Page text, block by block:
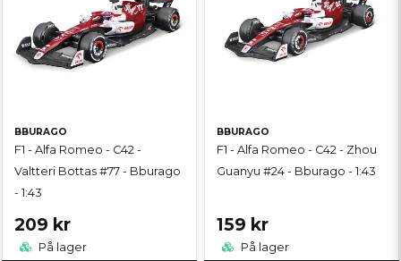
BBURAGO
F1 - Alfa Romeo - C42 -
Valtteri Bottas #77 - Bburago
- 1:43
209 kr
På lager
BBURAGO
F1 - Alfa Romeo - C42 - Zhou
Guanyu #24 - Bburago - 1:43
159 kr
På lager